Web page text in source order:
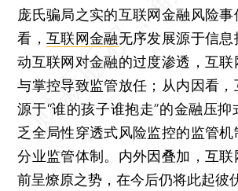
庞氏骗局之实的互联网金融风险事
看，互联网金融无序发展源于信
动互联网对金融的过度渗透，互
与掌控导致监管放任；从内因看
源于“谁的孩子谁抱走”的金融压
乏全局性穿透式风险监控的监管
分业监管体制。内外因叠加，互联
前呈燎原之势，在今后仍将此起彼